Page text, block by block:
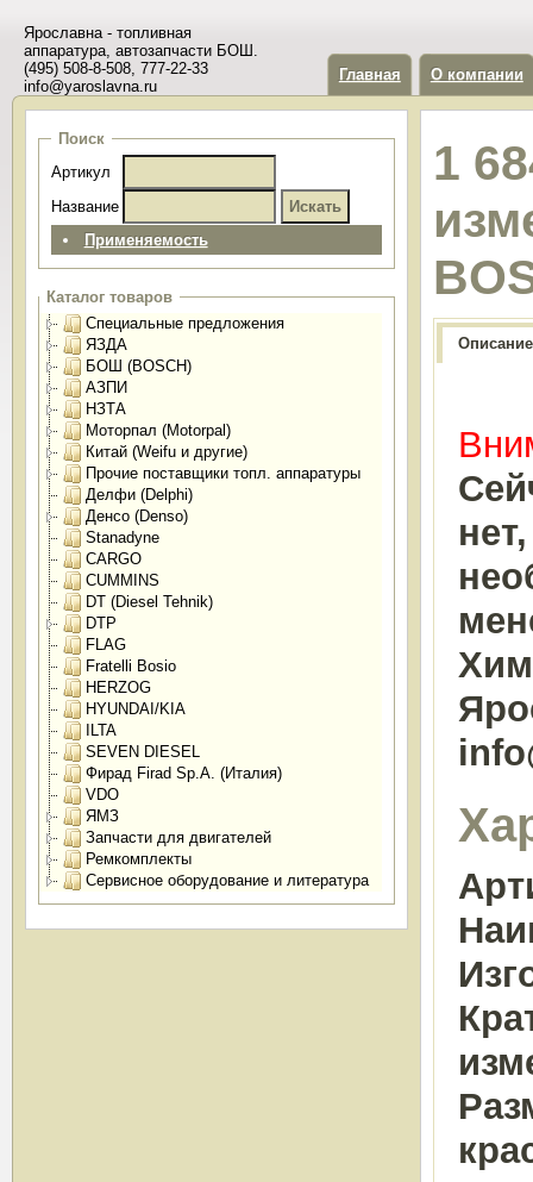
Ярославна - топливная
аппаратура, автозапчасти БОШ.
(495) 508-8-508, 777-22-33
info@yaroslavna.ru
Главная О компании
Поиск
Артикул
Название
Применяемость
Каталог товаров
Специальные предложения
ЯЗДА
БОШ (BOSCH)
АЗПИ
НЗТА
Моторпал (Motorpal)
Китай (Weifu и другие)
Прочие поставщики топл. аппаратуры
Делфи (Delphi)
Денсо (Denso)
Stanadyne
CARGO
CUMMINS
DT (Diesel Tehnik)
DTP
FLAG
Fratelli Bosio
HERZOG
HYUNDAI/KIA
ILTA
SEVEN DIESEL
Фирад Firad Sp.A. (Италия)
VDO
ЯМЗ
Запчасти для двигателей
Ремкомплекты
Сервисное оборудование и литература
1
Описание